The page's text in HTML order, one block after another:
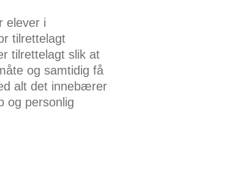
elever i
tilrettelagt
tilrettelagt slik at
og samtidig få
alt det innebærer
og personlig